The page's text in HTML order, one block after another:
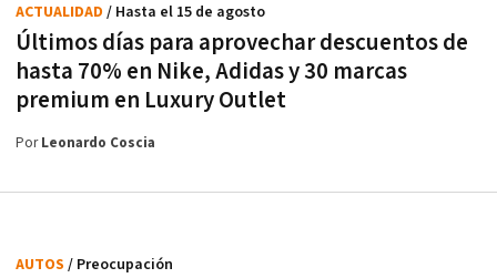
Últimos días para aprovechar descuentos de
hasta 70% en Nike, Adidas y 30 marcas
premium en Luxury Outlet
ACTUALIDAD / Hasta el 15 de agosto
PorLeonardo Coscia
AUTOS / Preocupación